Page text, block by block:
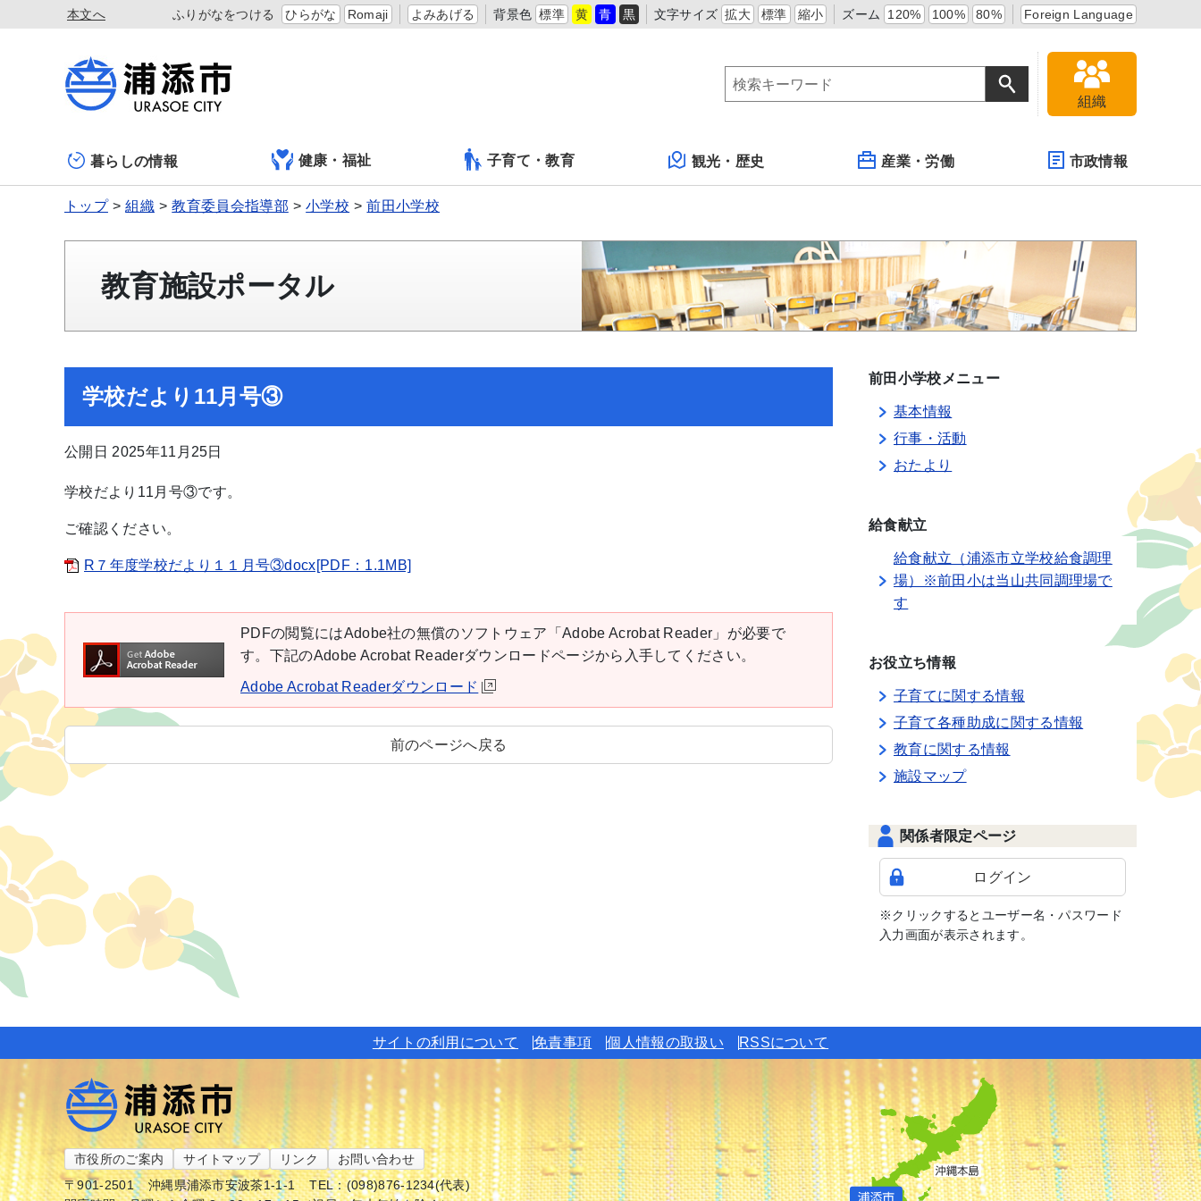
本文へ ふりがなをつける ひらがな Romaji よみあげる 背景色 標準 黄 青 黒 文字サイズ 拡大 標準 縮小 ズーム 120% 100% 80% Foreign Language
組織
暮らしの情報 健康・福祉 子育て・教育 観光・歴史 産業・労働 市政情報
トップ 組織 教育委員会指導部 小学校 前田小学校
教育施設ポータル
学校だより11月号③
公開日 2025年11月25日
学校だより11月号③です。
ご確認ください。
R７年度学校だより１１月号③docx[PDF：1.1MB]
PDFの閲覧にはAdobe社の無償のソフトウェア「Adobe Acrobat Reader」が必要で
す。下記のAdobe Acrobat Readerダウンロードページから入手してください。
Adobe Acrobat Readerダウンロード
前のページへ戻る
前田小学校メニュー
基本情報
行事・活動
おたより
給食献立
給食献立（浦添市立学校給食調理
場）※前田小は当山共同調理場で
す
お役立ち情報
子育てに関する情報
子育て各種助成に関する情報
教育に関する情報
施設マップ
関係者限定ページ
ログイン
※クリックするとユーザー名・パスワード
入力画面が表示されます。
サイトの利用について 免責事項 個人情報の取扱い RSSについて
市役所のご案内 サイトマップ リンク
お問い合わせ
〒901-2501
沖縄県浦添市安波茶1-1-1
TEL：(098)876-1234(代表)